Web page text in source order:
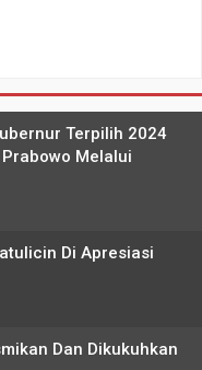
Terpilih 2024
Melalui
Di Apresiasi
Dan Dikukuhkan